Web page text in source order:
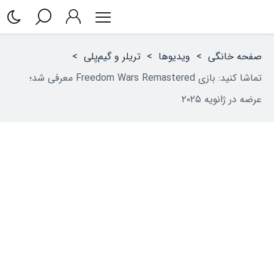
صفحه خانگی > ویدیوها > تریلر و گیم‌پلی >
تماشا کنید: بازی Freedom Wars Remastered معرفی شد؛
عرضه در ژانویه ۲۰۲۵